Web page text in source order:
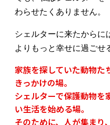
わらせたくありません。
シェルターに来たからに
よりもっと幸せに過ごせ
家族を探していた動物た
きっかけの場。
シェルターで保護動物を
い生活を始める場。
そのために、人が集まり